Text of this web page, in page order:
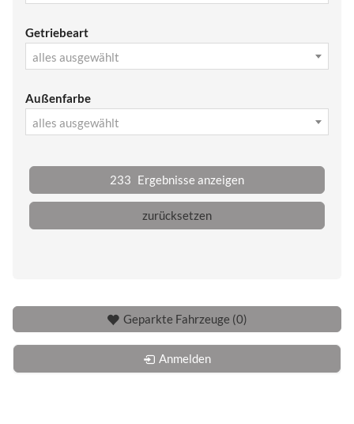
Getriebeart
alles ausgewählt
Außenfarbe
alles ausgewählt
233 Ergebnisse anzeigen
zurücksetzen
Geparkte Fahrzeuge (0)
Anmelden